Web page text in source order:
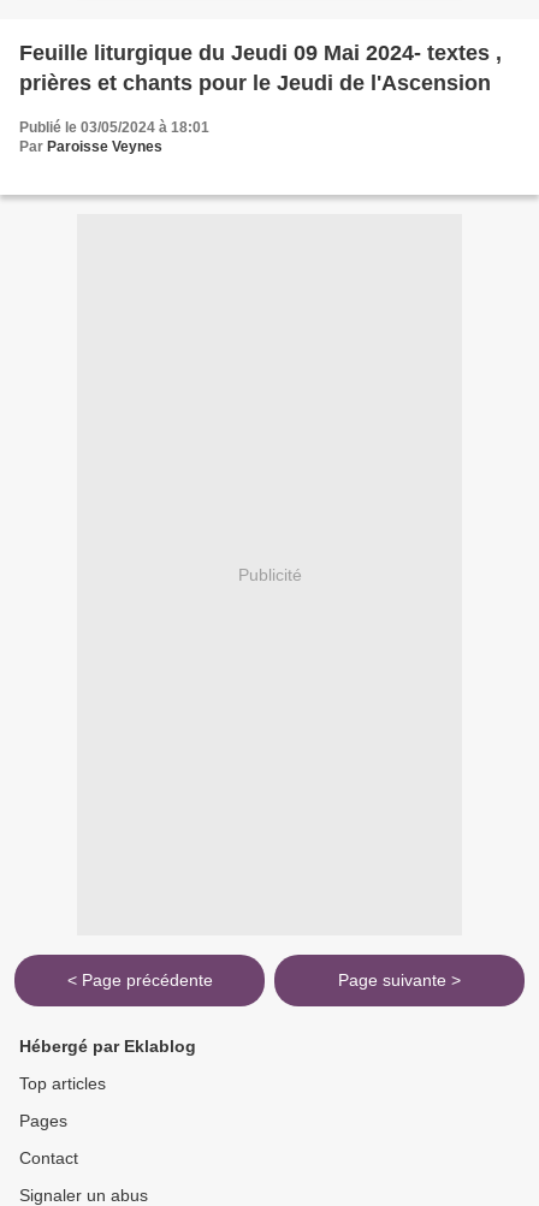
Feuille liturgique du Jeudi 09 Mai 2024- textes ,
prières et chants pour le Jeudi de l'Ascension
Publié le 03/05/2024 à 18:01
Par Paroisse Veynes
Publicité
< Page précédente Page suivante >
Hébergé par Eklablog
Top articles
Pages
Contact
Signaler un abus